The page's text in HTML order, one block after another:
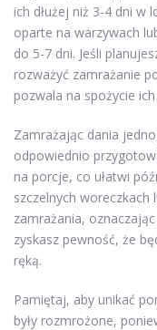
ich dłużej niż 3-4 dni w
oparte na warzywach
do 5-7 dni. Jeśli
rozważyć zamrażanie
pozwala na spożycie
Zamrażając dania
odpowiednio
na porcje, co ułatwi
szczelnych
zamrażania,
zyskasz pewność, że
ręką.
Pamiętaj, aby unikać
były rozmrożone,